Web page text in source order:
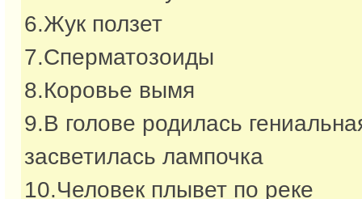
6.Жук ползет
7.Сперматозоиды
8.Коровье вымя
9.В голове родилась
засветилась лампочка
10.Человек плывет по реке